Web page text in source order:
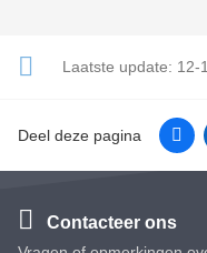
Laatste update: 12-
Deel deze pagina
Contacteer ons